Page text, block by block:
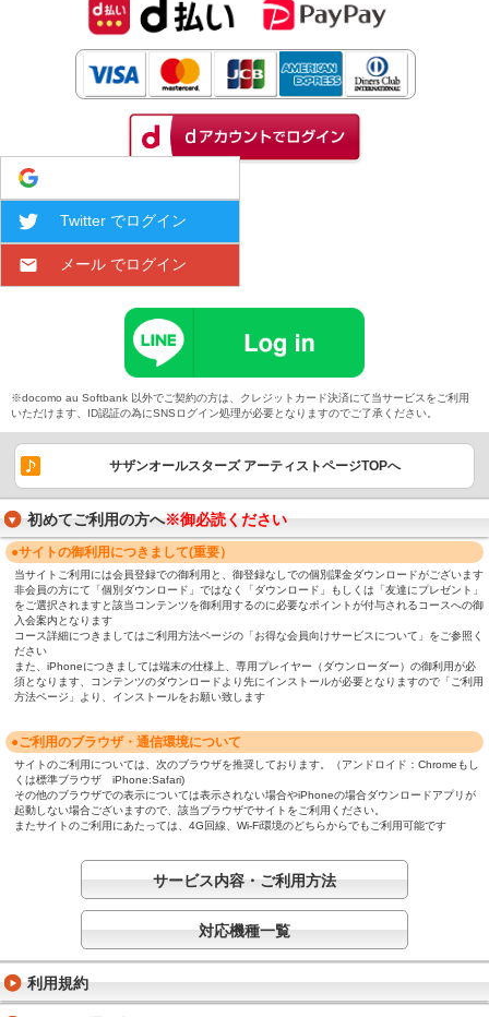
Twitter でログイン
メール でログイン
※docomo au Softbank 以外でご契約の方は、クレジットカード決済にて当サービスをご利用
いただけます、ID認証の為にSNSログイン処理が必要となりますのでご了承ください。
サザンオールスターズ アーティストページTOPへ
初めてご利用の方へ※御必読ください
●サイトの御利用につきまして(重要）
当サイトご利用には会員登録での御利用と、御登録なしでの個別課金ダウンロードがございます
非会員の方にて「個別ダウンロード」ではなく「ダウンロード」もしくは「友達にプレゼント」
をご選択されますと該当コンテンツを御利用するのに必要なポイントが付与されるコースへの御
入会案内となります
コース詳細につきましてはご利用方法ページの「お得な会員向けサービスについて」をご参照く
ださい
また、iPhoneにつきましては端末の仕様上、専用プレイヤー（ダウンローダー）の御利用が必
須となります、コンテンツのダウンロードより先にインストールが必要となりますので「ご利用
方法ページ」より、インストールをお願い致します
●ご利用のブラウザ・通信環境について
サイトのご利用については、次のブラウザを推奨しております。（アンドロイド：Chromeもし
くは標準ブラウザ iPhone:Safari)
その他のブラウザでの表示については表示されない場合やiPhoneの場合ダウンロードアプリが
起動しない場合ございますので、該当ブラウザでサイトをご利用ください。
またサイトのご利用にあたっては、4G回線、Wi-Fi環境のどちらからでもご利用可能です
サービス内容・ご利用方法
対応機種一覧
利用規約